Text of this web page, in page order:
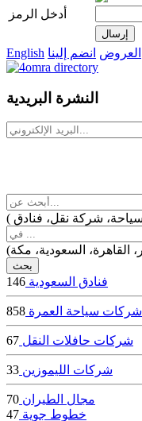
أدخل الرمز
live
casinos
online
livedealercasino.online
English العروض انضم إلينا
النشرة البريدية
فنادق السعودية 146
شركات سياحة العمرة 858
شركات حافلات النقل 67
شركات الليموزين 33
مجال الطيران 70
خطوط جوية 47